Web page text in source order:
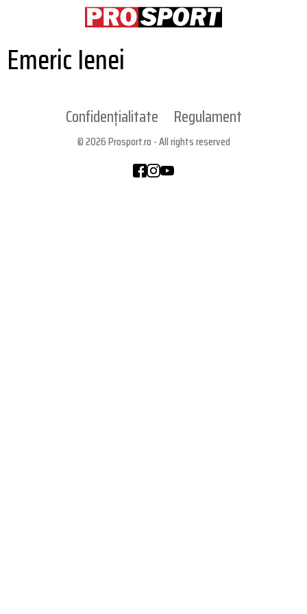
Emeric Ienei
Confidențialitate Regulament
© 2026 Prosport.ro - All rights reserved